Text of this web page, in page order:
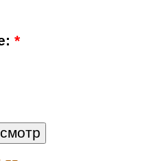
*